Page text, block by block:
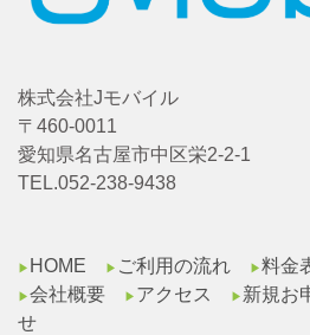
株式会社Jモバイル
〒460-0011
愛知県名古屋市中区栄2-2-1
TEL.052-238-9438
▶︎ HOME ▶︎ ご利用の流れ ▶︎料金
▶︎会社概要 ▶︎ アクセス ▶︎ 新規お
せ